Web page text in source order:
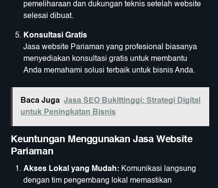
pemeliharaan dan dukungan teknis setelah website
selesai dibuat.
Konsultasi Gratis
Jasa website Pariaman yang profesional biasanya
menyediakan konsultasi gratis untuk membantu
Anda memahami solusi terbaik untuk bisnis Anda.
Baca Juga Jasa SEO Bukittinggi: Strategi Digital
untuk Peningkatan Bisnis
Keuntungan Menggunakan Jasa Website
Pariaman
Akses Lokal yang Mudah: Komunikasi langsung
dengan tim pengembang lokal memastikan